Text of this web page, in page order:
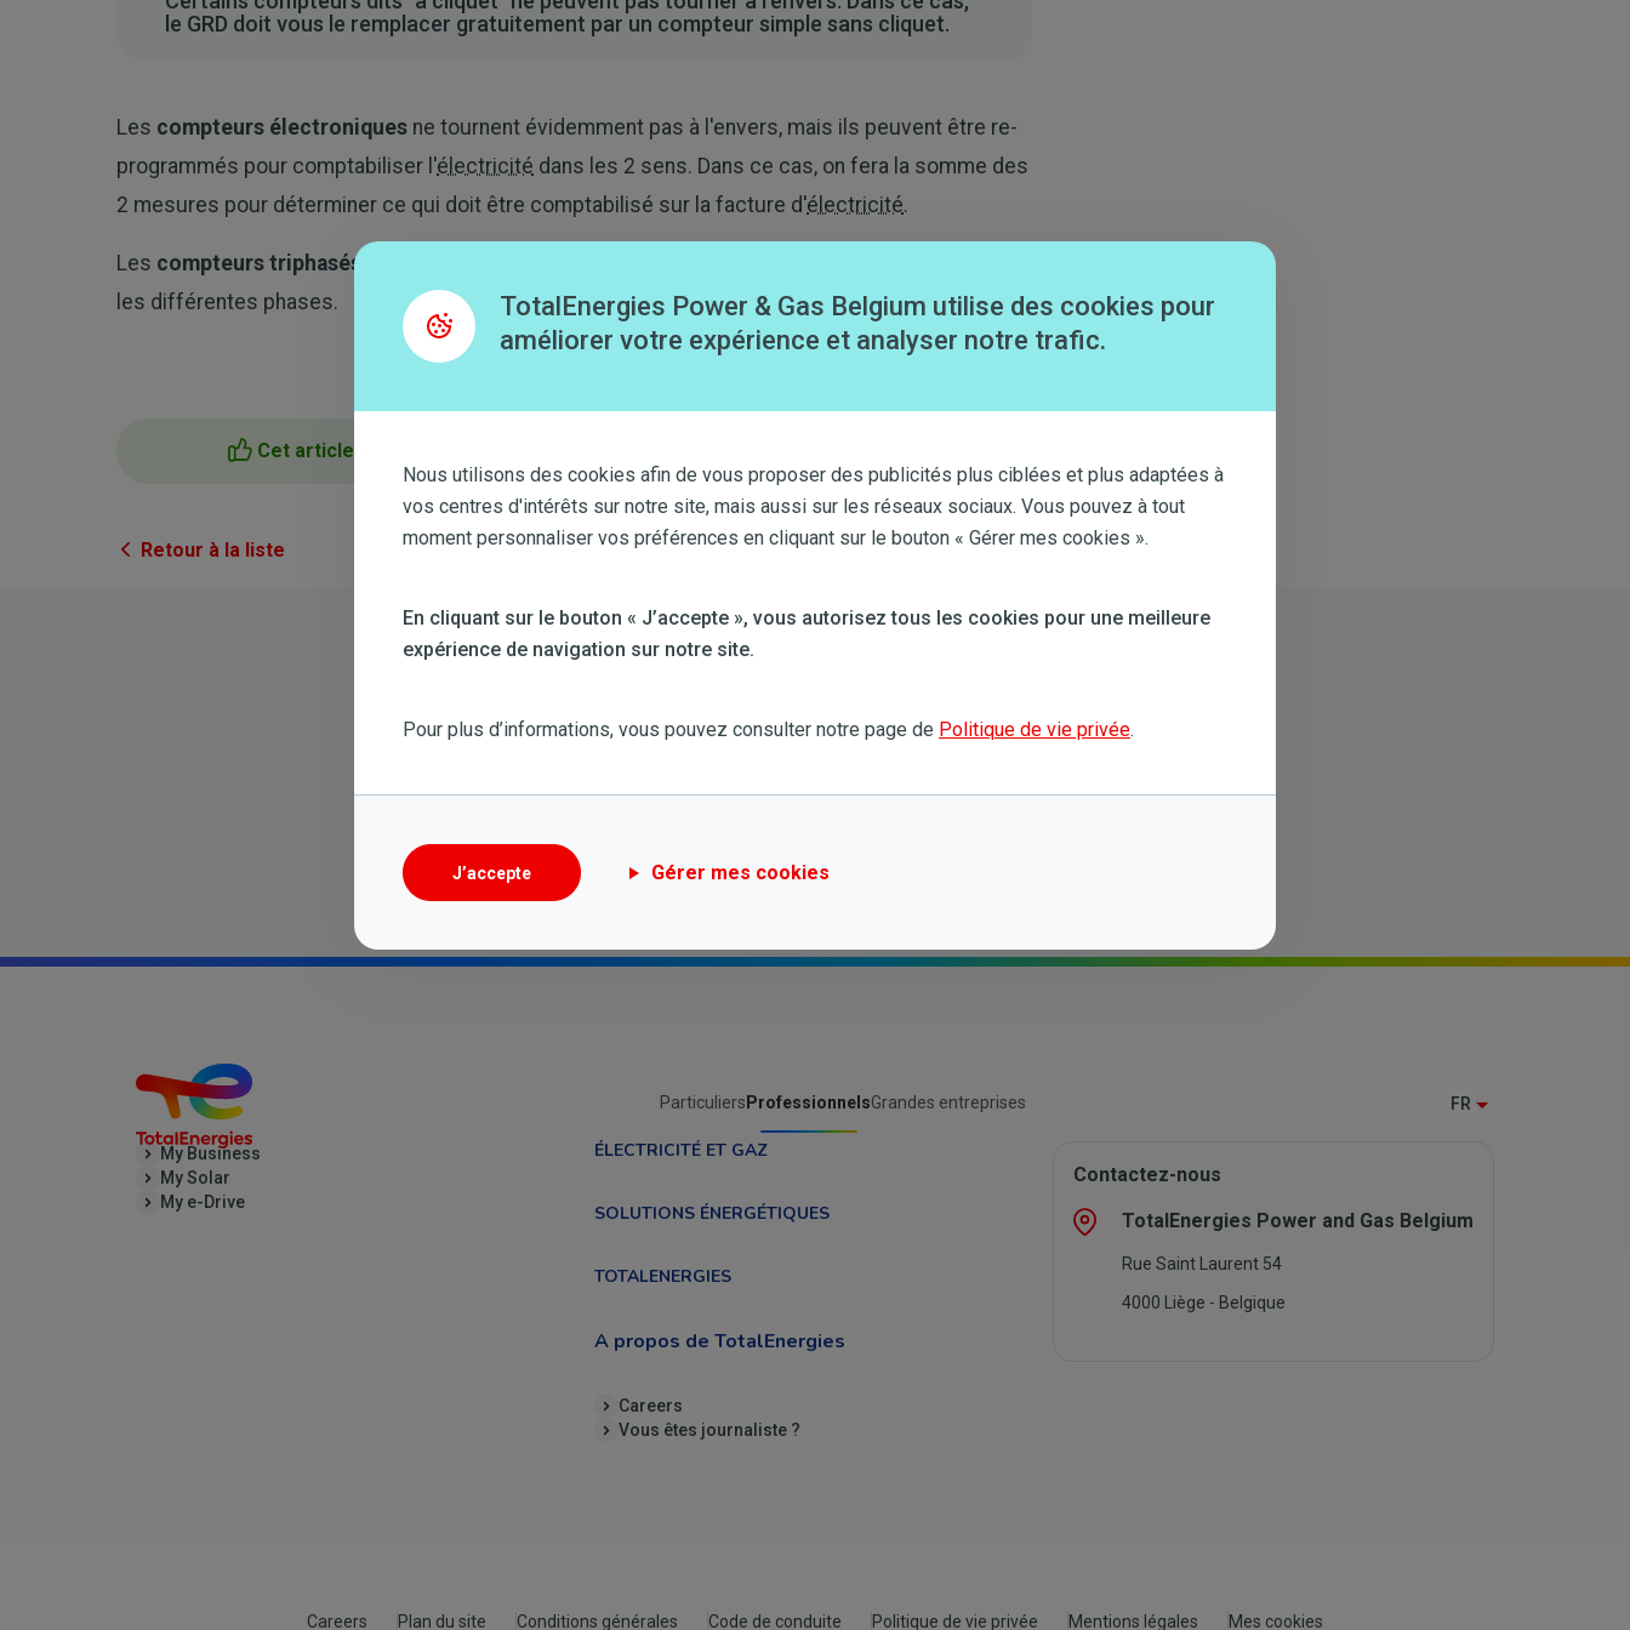
le GRD doit vous le remplacer gratuitement par un compteur simple sans cliquet.
Les compteurs électroniques ne tournent évidemment pas à l'envers, mais ils peuvent être re-
programmés pour comptabiliser l'électricité dans les 2 sens. Dans ce cas, on fera la somme des
2 mesures pour déterminer ce qui doit être comptabilisé sur la facture d'électricité.
Les compteurs triphasés
les différentes phases.
Cet article m'a aidé
Retour à la liste
Particuliers ProfessionnelsGrandes entreprises FR
My Business
My Solar
My e-Drive
ÉLECTRICITÉ ET GAZ
SOLUTIONS ÉNERGÉTIQUES
TOTALENERGIES
A propos de TotalEnergies
Careers
Vous êtes journaliste ?
Contactez-nous
TotalEnergies Power and Gas Belgium
Rue Saint Laurent 54
4000 Liège - Belgique
Careers Plan du site Conditions générales Code de conduite Politique de vie privée Mentions légales Mes cookies
TotalEnergies Power & Gas Belgium utilise des cookies pour
améliorer votre expérience et analyser notre trafic.
Nous utilisons des cookies afin de vous proposer des publicités plus ciblées et plus adaptées à
vos centres d'intérêts sur notre site, mais aussi sur les réseaux sociaux. Vous pouvez à tout
moment personnaliser vos préférences en cliquant sur le bouton « Gérer mes cookies ».
En cliquant sur le bouton « J’accepte », vous autorisez tous les cookies pour une meilleure
expérience de navigation sur notre site.
Pour plus d’informations, vous pouvez consulter notre page de Politique de vie privée.
J’accepte Gérer mes cookies